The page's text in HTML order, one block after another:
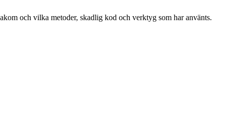
och vilka metoder, skadlig kod och verktyg som har använts.